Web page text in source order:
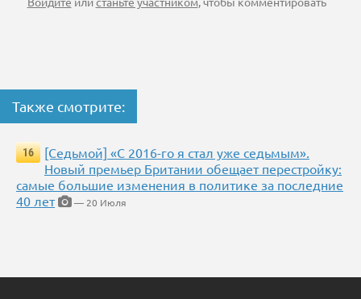
Также смотрите:
16
[Седьмой] «С 2016-го я стал уже седьмым».
Новый премьер Британии обещает перестройку:
самые большие изменения в политике за последние
40 лет
— 20 Июля